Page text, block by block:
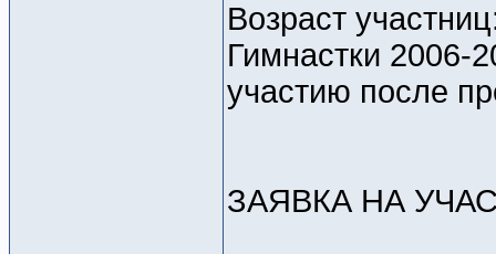
Возраст
Гимнастки 2006-
участию после
ЗАЯВКА НА